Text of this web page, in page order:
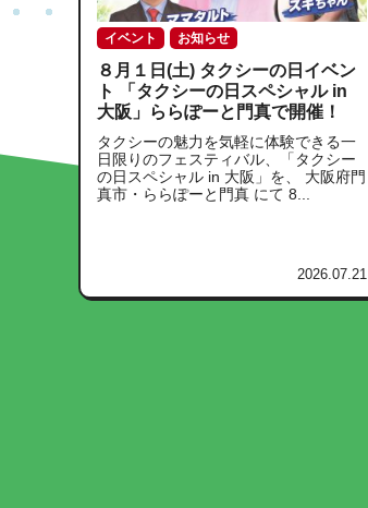
イベント お知らせ
８月１日(土) タクシーの日イベン
ト 「タクシーの日スペシャル in
大阪」ららぽーと門真で開催！
タクシーの魅力を気軽に体験できる一
日限りのフェスティバル、「タクシー
の日スペシャル in 大阪」を、 大阪府門
真市・ららぽーと門真 にて 8...
2026.07.21